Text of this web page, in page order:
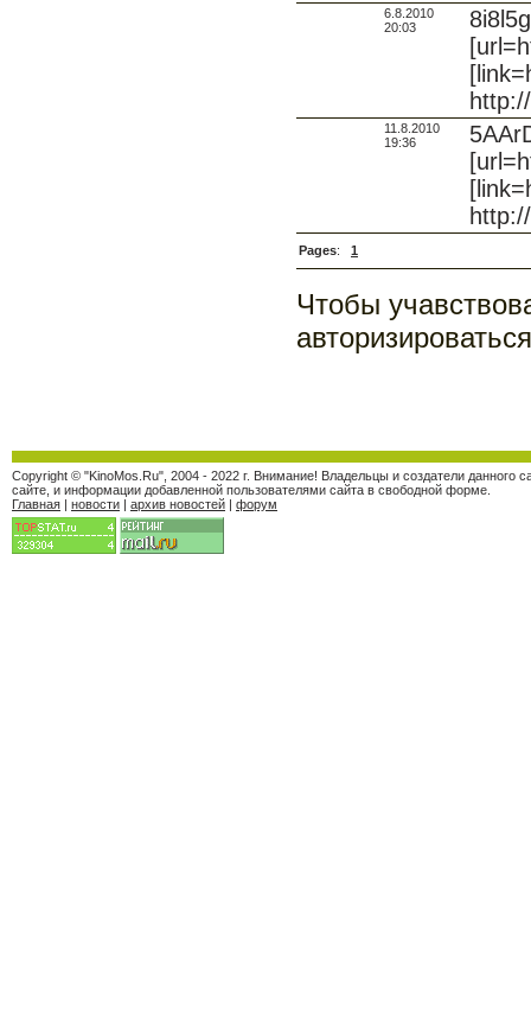
6.8.2010
20:03
11.8.2010
19:36
Pages: 1
Чтобы
Copyright © "KinoMos.Ru", 2004 - 2022 г. Внимание! Владельцы и создатели данного
сайте, и информации добавленной пользователями сайта в свободной форме.
Главная | новости | архив новостей | форум